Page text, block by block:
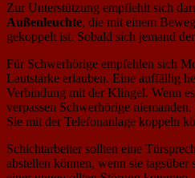
Zur Unterstützung empfiehlt sich
Außenleuchte, die mit einem
gekoppelt ist. Sobald sich jemand
Für Schwerhörige empfehlen sich
Lautstärke erlauben. Eine auffällig
Verbindung mit der Klingel. Wenn
verpassen Schwerhörige
Sie mit der Telefonanlage koppeln
Schichtarbeiter sollten eine
abstellen können, wenn sie tagsüber